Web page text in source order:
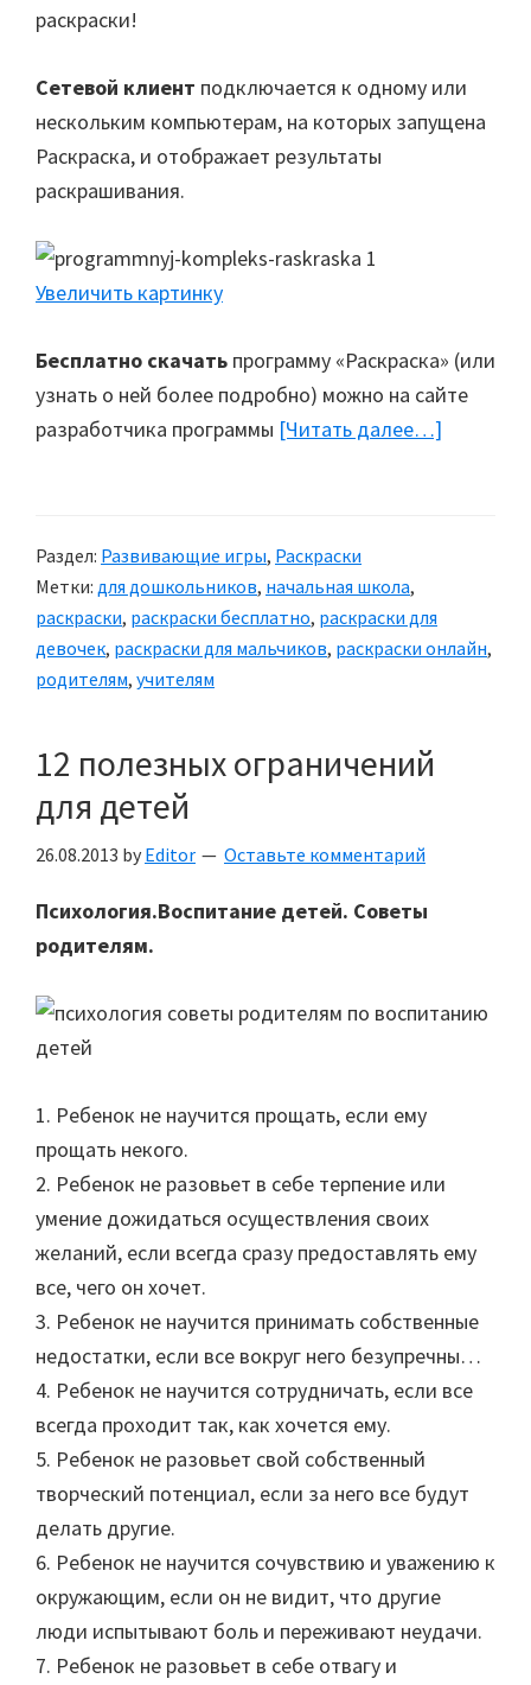
раскраски!
Сетевой клиент подключается к одному или
нескольким компьютерам, на которых запущена
Раскраска, и отображает результаты
раскрашивания.
Увеличить картинку
Бесплатно скачать программу «Раскраска» (или
узнать о ней более подробно) можно на сайте
разработчика программы [Читать далее…]
Раздел: Развивающие игры, Раскраски
Метки: для дошкольников, начальная школа,
раскраски, раскраски бесплатно, раскраски для
девочек, раскраски для мальчиков, раскраски онлайн,
родителям, учителям
12 полезных ограничений
для детей
26.08.2013 by Editor Оставьте комментарий
Психология.Воспитание детей. Советы
родителям.
1. Ребенок не научится прощать, если ему
прощать некого.
2. Ребенок не разовьет в себе терпение или
умение дожидаться осуществления своих
желаний, если всегда сразу предоставлять ему
все, чего он хочет.
3. Ребенок не научится принимать собственные
недостатки, если все вокруг него безупречны…
4. Ребенок не научится сотрудничать, если все
всегда проходит так, как хочется ему.
5. Ребенок не разовьет свой собственный
творческий потенциал, если за него все будут
делать другие.
6. Ребенок не научится сочувствию и уважению к
окружающим, если он не видит, что другие
люди испытывают боль и переживают неудачи.
7. Ребенок не разовьет в себе отвагу и